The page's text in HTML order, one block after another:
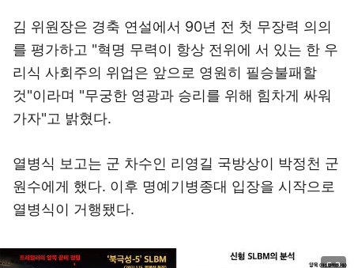
김 위원장은 경축 연설에서 90년 전 첫 무장력 의의
를 평가하고 "혁명 무력이 항상 전위에 서 있는 한 우
리식 사회주의 위업은 앞으로 영원히 필승불패할
것"이라며 "무궁한 영광과 승리를 위해 힘차게 싸워
가자"고 밝혔다.
열병식 보고는 군 차수인 리영길 국방상이 박정천 군
원수에게 했다. 이후 명예기병종대 입장을 시작으로
열병식이 거행됐다.